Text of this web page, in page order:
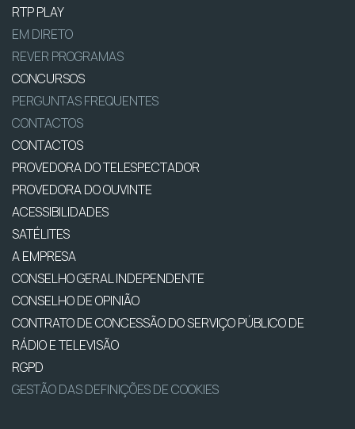
RTP PLAY
EM DIRETO
REVER PROGRAMAS
CONCURSOS
PERGUNTAS FREQUENTES
CONTACTOS
CONTACTOS
PROVEDORA DO TELESPECTADOR
PROVEDORA DO OUVINTE
ACESSIBILIDADES
SATÉLITES
A EMPRESA
CONSELHO GERAL INDEPENDENTE
CONSELHO DE OPINIÃO
CONTRATO DE CONCESSÃO DO SERVIÇO PÚBLICO DE
RÁDIO E TELEVISÃO
RGPD
GESTÃO DAS DEFINIÇÕES DE COOKIES